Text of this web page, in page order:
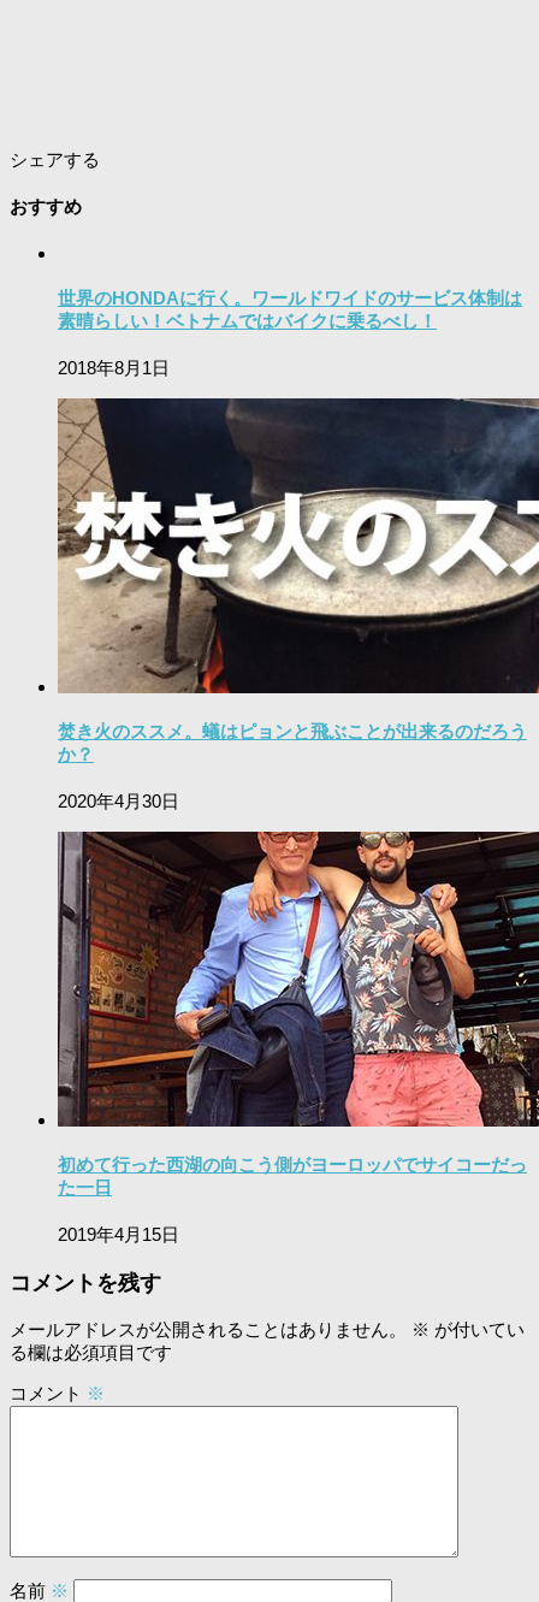
シェアする
おすすめ
世界のHONDAに行く。ワールドワイドのサービス体制は
素晴らしい！ベトナムではバイクに乗るべし！
2018年8月1日
焚き火のススメ。蟻はピョンと飛ぶことが出来るのだろう
か？
2020年4月30日
初めて行った西湖の向こう側がヨーロッパでサイコーだっ
た一日
2019年4月15日
コメントを残す
メールアドレスが公開されることはありません。 ※ が付いてい
る欄は必須項目です
コメント ※
名前 ※